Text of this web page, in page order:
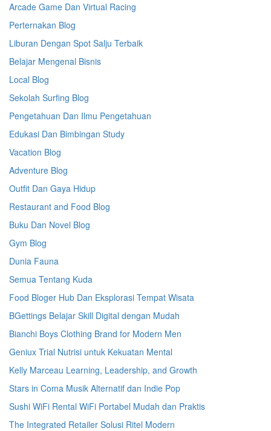
Arcade Game Dan Virtual Racing
Perternakan Blog
Liburan Dengan Spot Salju Terbaik
Belajar Mengenal Bisnis
Local Blog
Sekolah Surfing Blog
Pengetahuan Dan Ilmu Pengetahuan
Edukasi Dan Bimbingan Study
Vacation Blog
Adventure Blog
Outfit Dan Gaya Hidup
Restaurant and Food Blog
Buku Dan Novel Blog
Gym Blog
Dunia Fauna
Semua Tentang Kuda
Food Bloger Hub Dan Eksplorasi Tempat Wisata
BGettings Belajar Skill Digital dengan Mudah
Bianchi Boys Clothing Brand for Modern Men
Geniux Trial Nutrisi untuk Kekuatan Mental
Kelly Marceau Learning, Leadership, and Growth
Stars in Coma Musik Alternatif dan Indie Pop
Sushi WiFi Rental WiFi Portabel Mudah dan Praktis
The Integrated Retailer Solusi Ritel Modern